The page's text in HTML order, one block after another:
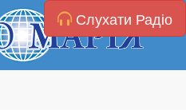
Слухати Радіо